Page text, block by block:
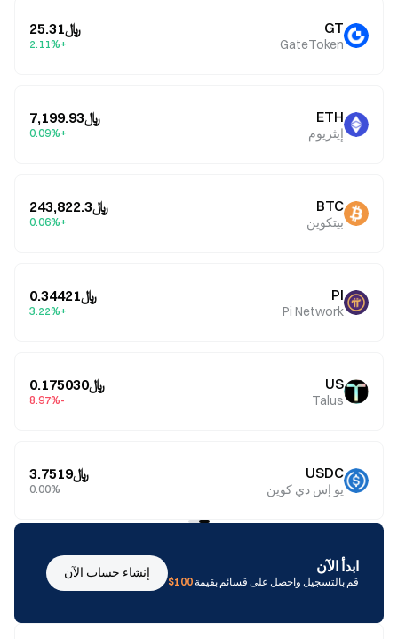
GT
GateToken
﷼25.31
+2.11%
ETH
إيثريوم
﷼7,199.93
+0.09%
BTC
بيتكوين
﷼243,822.3
+0.06%
PI
Pi Network
﷼0.34421
+3.22%
US
Talus
﷼0.175030
-8.97%
USDC
يو إس دي كوين
﷼3.7519
0.00%
ابدأ الآن
قم بالتسجيل واحصل على قسائم بقيمة100$
إنشاء حساب الآن